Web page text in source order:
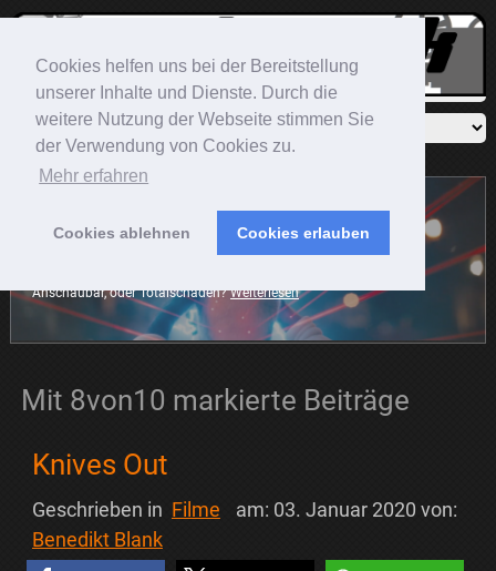
Cookies helfen uns bei der Bereitstellung
unserer Inhalte und Dienste. Durch die
weitere Nutzung der Webseite stimmen Sie
der Verwendung von Cookies zu.
Mehr erfahren
Cookies ablehnen Cookies erlauben
Anschaubar, oder Totalschaden?Weiterlesen
Mit 8von10 markierte Beiträge
Knives Out
Geschrieben in Filme am: 03. Januar 2020 von:
Benedikt Blank